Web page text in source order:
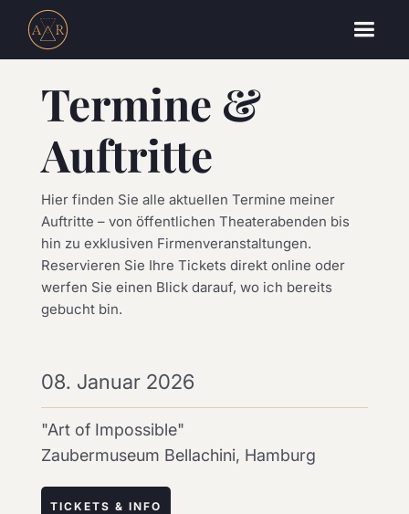
Termine &
Auftritte
Hier finden Sie alle aktuellen Termine meiner
Auftritte – von öffentlichen Theaterabenden bis
hin zu exklusiven Firmenveranstaltungen.
Reservieren Sie Ihre Tickets direkt online oder
werfen Sie einen Blick darauf, wo ich bereits
gebucht bin.
08. Januar 2026
"Art of Impossible"
Zaubermuseum Bellachini, Hamburg
TICKETS & INFO